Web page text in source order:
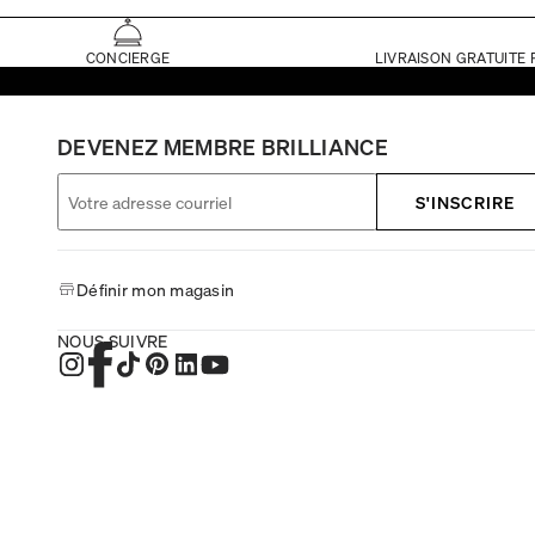
CONCIERGE LIVRAISON GRATUITE
DEVENEZ MEMBRE BRILLIANCE
S'INSCRIRE
Définir mon magasin
NOUS SUIVRE